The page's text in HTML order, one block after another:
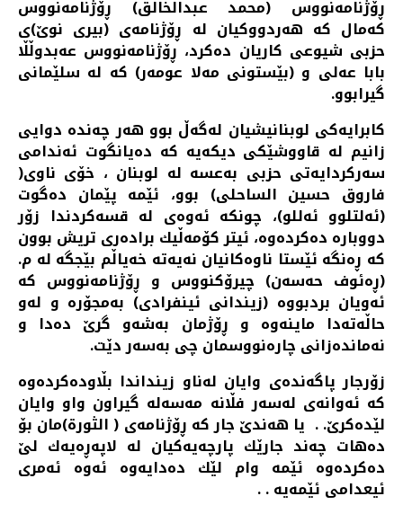
ڕۆژنامه‌نووس (محمد عبدالخالق) ڕۆژنامه‌نووس
كه‌مال كه‌ هه‌ردووكیان له‌ ڕۆژنامه‌ی (بیری نوێ)ی
حزبی شیوعی كاریان ده‌كرد، ڕۆژنامه‌نووس عه‌بدوڵڵا
بابا عه‌لی و (بێستونی مه‌لا عومه‌ر) كه‌ له‌ سلێمانی
گیرابوو.
كابرایه‌كی لوبنانیشیان له‌گه‌ڵ بوو هه‌ر چه‌نده‌ دوایی
زانیم له‌ قاووشێكی دیكه‌یه‌ كه‌ ده‌یانگوت ئه‌ندامی
سه‌ركردایه‌تی حزبی به‌عسه‌ له‌ لوبنان ، خۆی ناوی(
فاروق حسین الساحلی) بوو، ئێمه‌ پێمان ده‌گوت
(ئه‌لتلوو ئه‌للو)، چونكه‌ ئه‌وه‌ی له‌ قسه‌كردندا زۆر
دووباره‌ ده‌كرده‌وه‌، ئیتر كۆمه‌ڵیك براده‌ری تریش بوون
كه‌ ڕه‌نگه‌ ئێستا ناوه‌كانیان نه‌یه‌ته‌ خه‌یاڵم بێجگه‌ له‌ م.
(ڕه‌ئوف حه‌سه‌ن) چیرۆكنووس و ڕۆژنامه‌نووس كه‌
ئه‌ویان بردبووه‌ (زیندانی ئینفرادی) به‌مجۆره ‌و له‌و
حاڵه‌ته‌دا ماینه‌وه‌ و ڕۆژمان به‌شه‌و گرێ ده‌دا و
نه‌مانده‌زانی چاره‌نووسمان چی به‌سه‌ر دێت.
زۆرجار پاگه‌نده‌ی وایان له‌ناو زینداندا بڵاوده‌كرده‌وه‌
كه‌ ئه‌وانه‌ی له‌سه‌ر فڵانه‌ مه‌سه‌له‌ گیراون واو وایان
لێده‌كرێ. . یا هه‌ندێ جار كه‌ ڕۆژنامه‌ی ( الثورة)مان بۆ
ده‌هات چه‌ند جارێك پارچه‌یه‌كیان له‌ لاپه‌ڕه‌یه‌ك لێ
ده‌كرده‌وه‌ ئێمه‌ وام لێك ده‌دایه‌وه‌ ئه‌وه‌ ئه‌مری
ئیعدامی ئێمه‌یه‌ . .